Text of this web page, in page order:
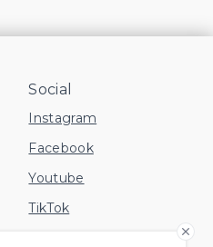
Social
Instagram
Facebook
Youtube
TikTok